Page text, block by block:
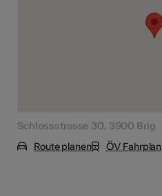
Schlossstrasse 30, 3900 Brig
Route planen
ÖV Fahrplan